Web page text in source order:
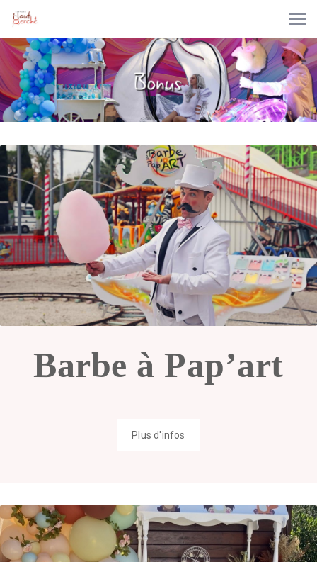
Barbe à Pap’art
Plus d'infos